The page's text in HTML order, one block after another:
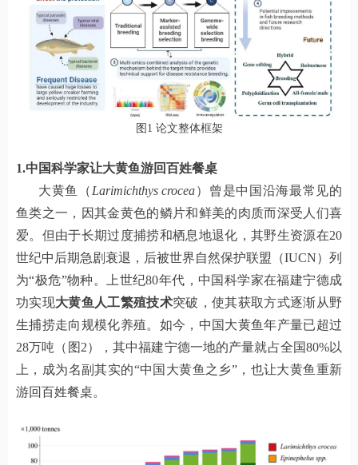
图1 论文整体框架
1.中国科学家让大黄鱼游回百姓餐桌
大黄鱼（ Larimichthys crocea）曾是中国沿海最常见的
鱼类之一，因其金黄色的鳞片和鲜美的肉质而深受人们喜
爱。但由于长期过度捕捞和栖息地退化，其野生资源在20
世纪中后期急剧衰退，后被世界自然保护联盟（IUCN）列
为“极危”物种。上世纪80年代，中国科学家在福建宁德成
功实现大黄鱼人工繁殖技术突破，使其获取方式逐渐从野
生捕捞走向规模化养殖。如今，中国大黄鱼年产量已超过
28万吨（图2），其中福建宁德一地的产量就占全国80%以
上，成为名副其实的“中国大黄鱼之乡”，也让大黄鱼重新
游回百姓餐桌。